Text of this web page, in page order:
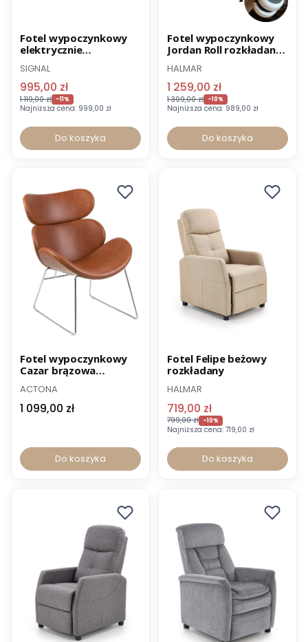
Nowość
Promocja
Wysyłka 24h
Fotel wypoczynkowy
elektrycznie
obrotowy 360° z
regulacją wysokości –
cappuccino
SIGNAL
995,00 zł
1 119,00 zł -11%
Najniższa cena: 999,00 zł
Do koszyka
Promocja
Wysyłka 24h
Fotel wypoczynkowy
Jordan Roll rozkładany
HALMAR
1 259,00 zł
1 399,00 zł -10%
Najniższa cena: 989,00 zł
Do koszyka
Fotel wypoczynkowy
Cazar brązowa
ACTONA
1 099,00 zł
Do koszyka
Promocja
Wysyłka 24h
-8% z kodem FOTEL
Fotel Felipe beżowy
rozkładany
HALMAR
719,00 zł
799,00 zł -10%
Najniższa cena: 719,00 zł
Do koszyka